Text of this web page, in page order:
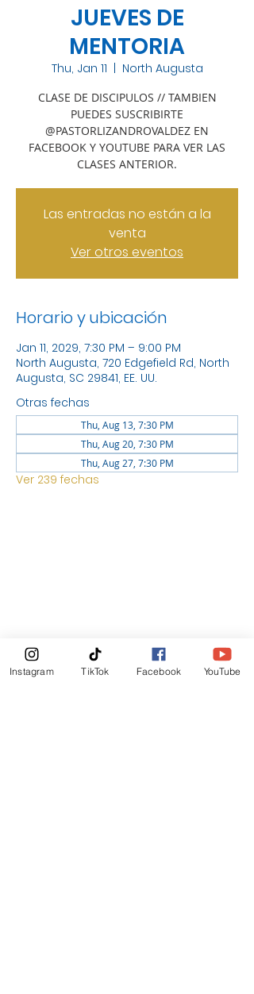
JUEVES DE
MENTORIA
Thu, Jan 11 North Augusta
CLASE DE DISCIPULOS // TAMBIEN
PUEDES SUSCRIBIRTE
@PASTORLIZANDROVALDEZ EN
FACEBOOK Y YOUTUBE PARA VER LAS
CLASES ANTERIOR.
Las entradas no están a la
venta
Ver otros eventos
Horario y ubicación
Jan 11, 2029, 7:30 PM – 9:00 PM
North Augusta, 720 Edgefield Rd, North
Augusta, SC 29841, EE. UU.
Otras fechas
Thu, Aug 13, 7:30 PM
Thu, Aug 20, 7:30 PM
Thu, Aug 27, 7:30 PM
Ver 239 fechas
Boletin Informativo
Instagram TikTok Facebook YouTube